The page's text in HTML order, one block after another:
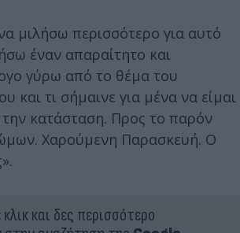
μιλήσω περισσότερο για αυτό
έναν απαραίτητο και
γύρω από το θέμα του
και τι σήμαινε για μένα να είμαι
κατάσταση. Προς το παρόν
Χαρούμενη Παρασκευή. Ο
και δες περισσότερο